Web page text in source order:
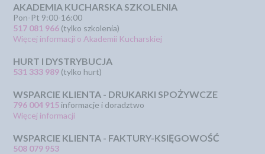
AKADEMIA KUCHARSKA SZKOLENIA
Pon-Pt 9:00-16:00
517 081 966 (tylko szkolenia)
Więcej informacji o Akademii Kucharskiej
HURT I DYSTRYBUCJA
531 333 989 (tylko hurt)
WSPARCIE KLIENTA - DRUKARKI SPOŻYWCZE
796 004 915 informacje i doradztwo
Więcej informacji
WSPARCIE KLIENTA - FAKTURY-KSIĘGOWOŚĆ
508 079 953